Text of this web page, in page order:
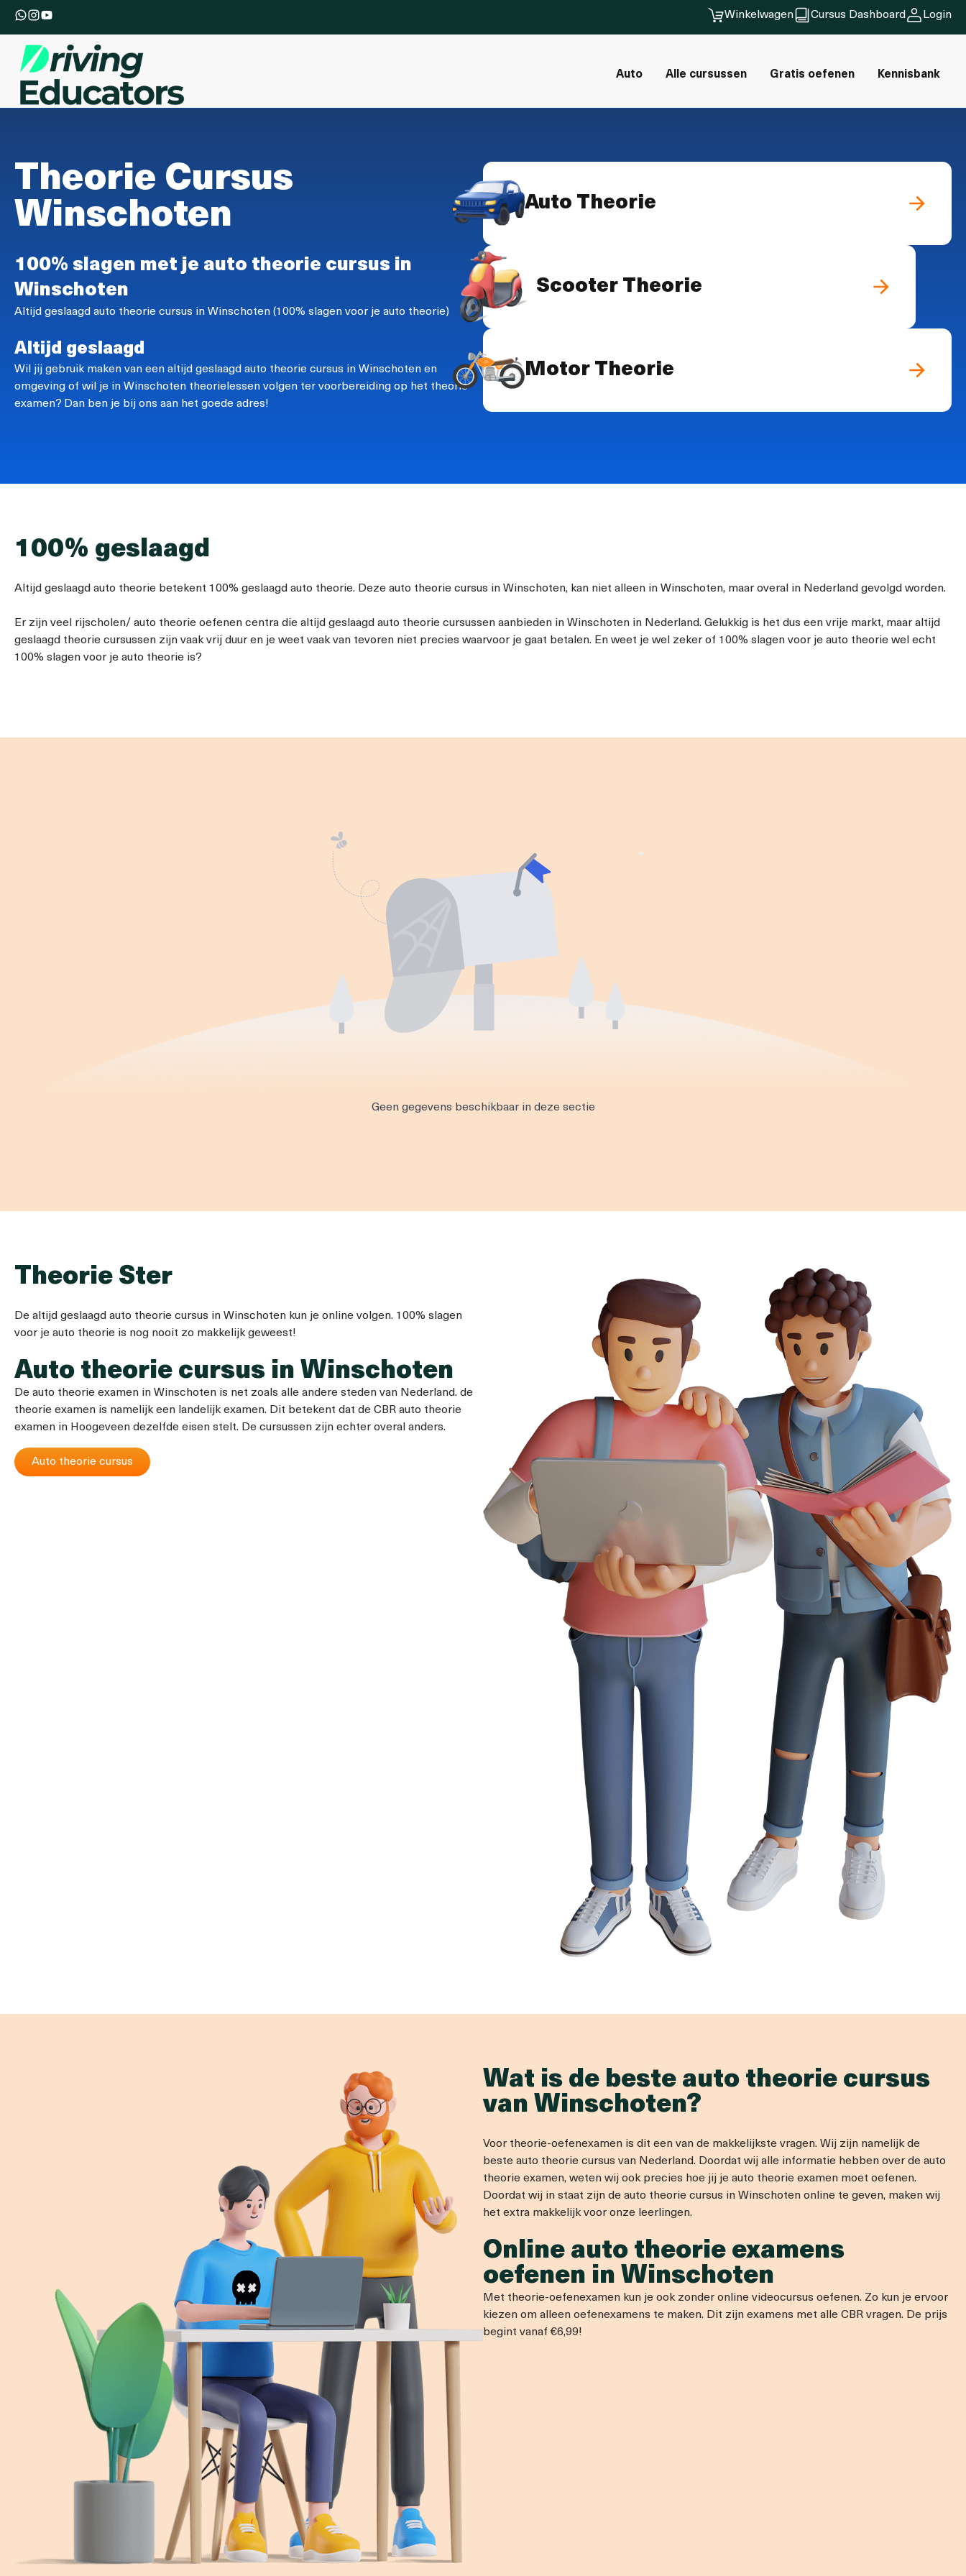
Winkelwagen Cursus Dashboard Login
Auto Alle cursussen Gratis oefenen Kennisbank
Theorie Cursus
Winschoten
100% slagen met je auto theorie cursus in
Winschoten
Altijd geslaagd auto theorie cursus in Winschoten (100% slagen voor je auto theorie)
Altijd geslaagd
Wil jij gebruik maken van een altijd geslaagd auto theorie cursus in Winschoten en
omgeving of wil je in Winschoten theorielessen volgen ter voorbereiding op het theorie-
examen? Dan ben je bij ons aan het goede adres!
Auto Theorie
Scooter Theorie
Motor Theorie
100% geslaagd
Altijd geslaagd auto theorie betekent 100% geslaagd auto theorie. Deze auto theorie cursus in Winschoten, kan niet alleen in Winschoten, maar overal in Nederland gevolgd worden.
Er zijn veel rijscholen/ auto theorie oefenen centra die altijd geslaagd auto theorie cursussen aanbieden in Winschoten in Nederland. Gelukkig is het dus een vrije markt, maar altijd
geslaagd theorie cursussen zijn vaak vrij duur en je weet vaak van tevoren niet precies waarvoor je gaat betalen. En weet je wel zeker of 100% slagen voor je auto theorie wel echt
100% slagen voor je auto theorie is?
Geen gegevens beschikbaar in deze sectie
Theorie Ster
De altijd geslaagd auto theorie cursus in Winschoten kun je online volgen. 100% slagen
voor je auto theorie is nog nooit zo makkelijk geweest!
Auto theorie cursus in Winschoten
De auto theorie examen in Winschoten is net zoals alle andere steden van Nederland. de
theorie examen is namelijk een landelijk examen. Dit betekent dat de CBR auto theorie
examen in Hoogeveen dezelfde eisen stelt. De cursussen zijn echter overal anders.
Auto theorie cursus
Wat is de beste auto theorie cursus
van Winschoten?
Voor theorie-oefenexamen is dit een van de makkelijkste vragen. Wij zijn namelijk de
beste auto theorie cursus van Nederland. Doordat wij alle informatie hebben over de auto
theorie examen, weten wij ook precies hoe jij je auto theorie examen moet oefenen.
Doordat wij in staat zijn de auto theorie cursus in Winschoten online te geven, maken wij
het extra makkelijk voor onze leerlingen.
Online auto theorie examens
oefenen in Winschoten
Met theorie-oefenexamen kun je ook zonder online videocursus oefenen. Zo kun je ervoor
kiezen om alleen oefenexamens te maken. Dit zijn examens met alle CBR vragen. De prijs
begint vanaf €6,99!